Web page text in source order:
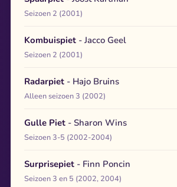
Seizoen 2 (2001)
Kombuispiet - Jacco Geel
Seizoen 2 (2001)
Radarpiet - Hajo Bruins
Alleen seizoen 3 (2002)
Gulle Piet - Sharon Wins
Seizoen 3-5 (2002-2004)
Surprisepiet - Finn Poncin
Seizoen 3 en 5 (2002, 2004)